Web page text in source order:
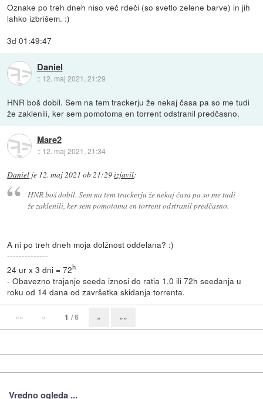
Oznake po treh dneh niso več rdeči (so svetlo zelene barve) in jih
lahko izbrišem. :)
3d 01:49:47
Daniel
:: 12. maj 2021, 21:29
HNR boš dobil. Sem na tem trackerju že nekaj časa pa so me tudi
že zaklenili, ker sem pomotoma en torrent odstranil predčasno.
Mare2
:: 12. maj 2021, 21:34
Daniel je 12. maj 2021 ob 21:29izjavil:
HNR boš dobil. Sem na tem trackerju že nekaj časa pa so me tudi
že zaklenili, ker sem pomotoma en torrent odstranil predčasno.
A ni po treh dneh moja dolžnost oddelana? :)
--------------
24 ur x 3 dni = 72h
- Obavezno trajanje seeda iznosi do ratia 1.0 ili 72h seedanja u
roku od 14 dana od završetka skidanja torrenta.
«« « 1 / 6 » »»
Vredno ogleda ...